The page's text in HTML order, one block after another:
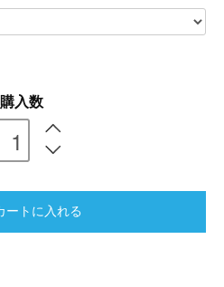
購入数
ートに入れる